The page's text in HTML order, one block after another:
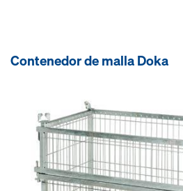
Contenedor de malla Doka